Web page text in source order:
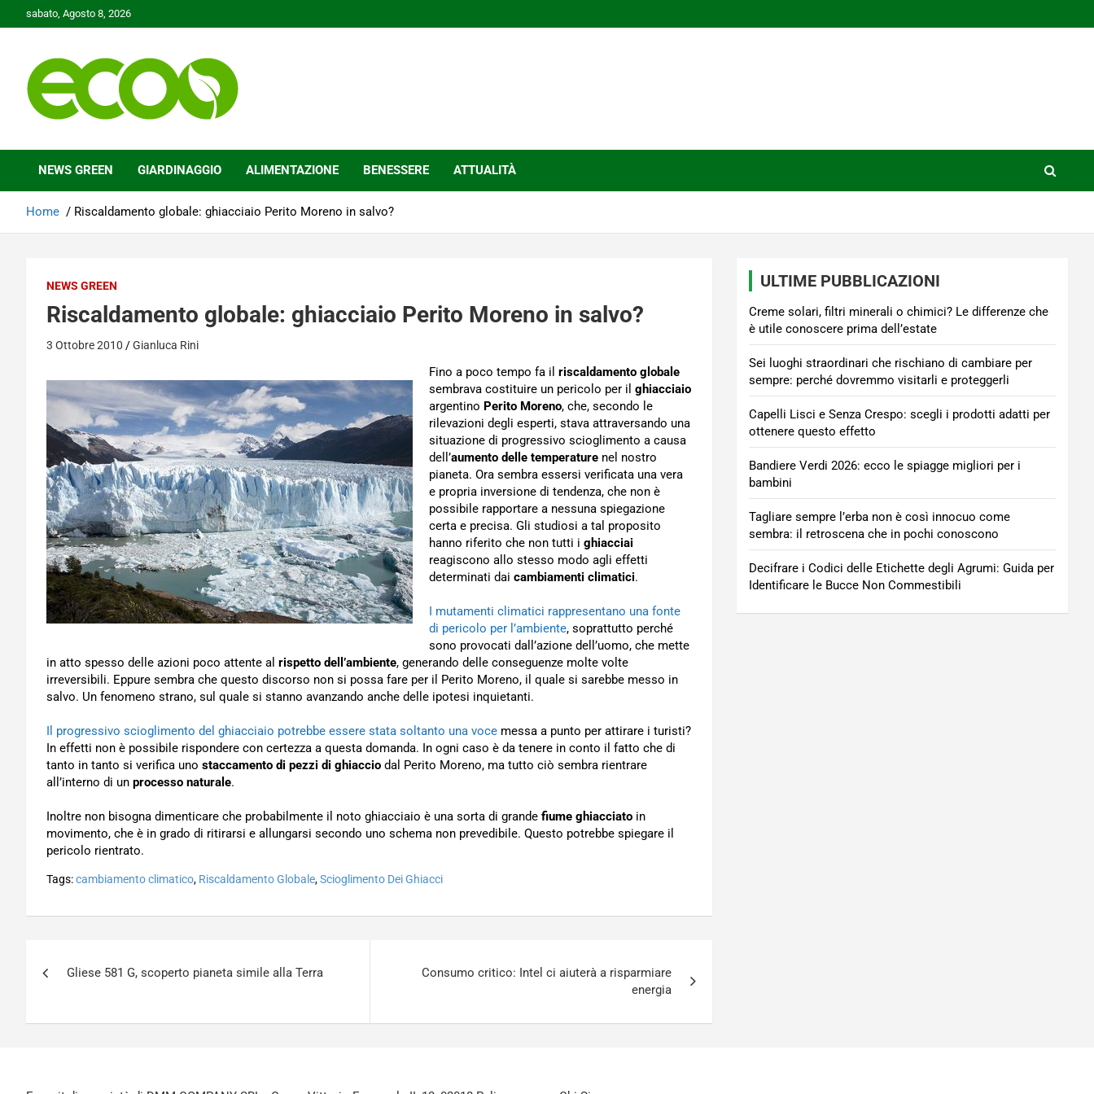
to
sabato, Agosto 8, 2026
Ecoo.it
NEWS GREEN GIARDINAGGIO ALIMENTAZIONE BENESSERE ATTUALITÀ
Home Riscaldamento globale: ghiacciaio Perito Moreno in salvo?
NEWS GREEN
Riscaldamento globale: ghiacciaio Perito Moreno in salvo?
3 Ottobre 2010 Gianluca Rini
Fino a poco tempo fa il riscaldamento globale
sembrava costituire un pericolo per il ghiacciaio
argentino Perito Moreno, che, secondo le
rilevazioni degli esperti, stava attraversando una
situazione di progressivo scioglimento a causa
dell’aumento delle temperature nel nostro
pianeta. Ora sembra essersi verificata una vera
e propria inversione di tendenza, che non è
possibile rapportare a nessuna spiegazione
certa e precisa. Gli studiosi a tal proposito
hanno riferito che non tutti i ghiacciai
reagiscono allo stesso modo agli effetti
determinati dai cambiamenti climatici.
I mutamenti climatici rappresentano una fonte
di pericolo per l’ambiente, soprattutto perché
sono provocati dall’azione dell’uomo, che mette
in atto spesso delle azioni poco attente al rispetto dell’ambiente, generando delle conseguenze molte volte
irreversibili. Eppure sembra che questo discorso non si possa fare per il Perito Moreno, il quale si sarebbe messo in
salvo. Un fenomeno strano, sul quale si stanno avanzando anche delle ipotesi inquietanti.
Il progressivo scioglimento del ghiacciaio potrebbe essere stata soltanto una voce messa a punto per attirare i turisti?
In effetti non è possibile rispondere con certezza a questa domanda. In ogni caso è da tenere in conto il fatto che di
tanto in tanto si verifica uno staccamento di pezzi di ghiaccio dal Perito Moreno, ma tutto ciò sembra rientrare
all’interno di un processo naturale.
Inoltre non bisogna dimenticare che probabilmente il noto ghiacciaio è una sorta di grande fiume ghiacciato in
movimento, che è in grado di ritirarsi e allungarsi secondo uno schema non prevedibile. Questo potrebbe spiegare il
pericolo rientrato.
Tags:cambiamento climatico, Riscaldamento Globale,Scioglimento Dei Ghiacci
Gliese 581 G, scoperto pianeta simile alla Terra
Consumo critico: Intel ci aiuterà a risparmiare
energia
ULTIME PUBBLICAZIONI
Creme solari, filtri minerali o chimici? Le differenze che
è utile conoscere prima dell’estate
Sei luoghi straordinari che rischiano di cambiare per
sempre: perché dovremmo visitarli e proteggerli
Capelli Lisci e Senza Crespo: scegli i prodotti adatti per
ottenere questo effetto
Bandiere Verdi 2026: ecco le spiagge migliori per i
bambini
Tagliare sempre l’erba non è così innocuo come
sembra: il retroscena che in pochi conoscono
Decifrare i Codici delle Etichette degli Agrumi: Guida per
Identificare le Bucce Non Commestibili